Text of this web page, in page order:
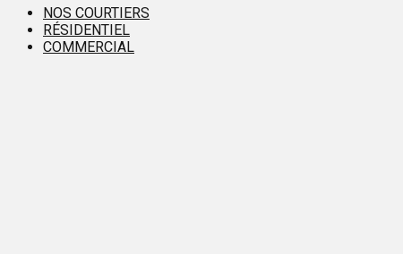
NOS COURTIERS
RÉSIDENTIEL
COMMERCIAL